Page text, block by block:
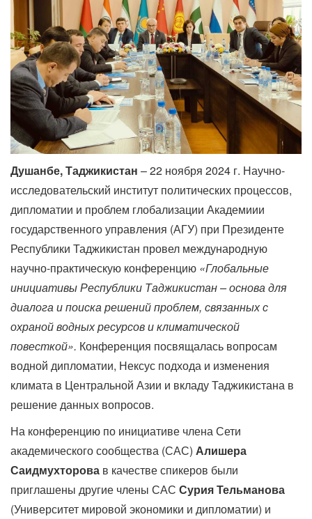
Душанбе, Таджикистан – 22 ноября 2024 г. Научно-
исследовательский институт политических процессов,
дипломатии и проблем глобализации Академиии
государственного управления (АГУ) при Президенте
Республики Таджикистан провел международную
научно-практическую конференцию «Глобальные
инициативы Республики Таджикистан – основа для
диалога и поиска решений проблем, связанных с
охраной водных ресурсов и климатической
повесткой». Конференция посвящалась вопросам
водной дипломатии, Нексус подхода и изменения
климата в Центральной Азии и вкладу Таджикистана в
решение данных вопросов.
На конференцию по инициативе члена Сети
академического сообщества (САС) Алишера
Саидмухторова в качестве спикеров были
приглашены другие члены САС Сурия Тельманова
(Университет мировой экономики и дипломатии) и